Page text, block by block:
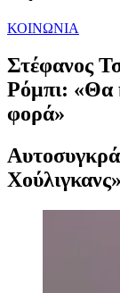
ΚΟΙΝΩΝΙΑ
Στέφανος
Ρόμπι: «Θα
φορά»